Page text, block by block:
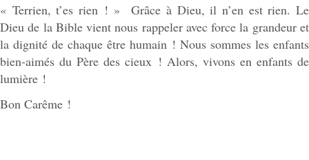
« Terrien, t’es rien ! » Grâce à Dieu, il n’en est rien. Le
Dieu de la Bible vient nous rappeler avec force la grandeur et
la dignité de chaque être humain ! Nous sommes les enfants
bien-aimés du Père des cieux ! Alors, vivons en enfants de
lumière !
Bon Carême !